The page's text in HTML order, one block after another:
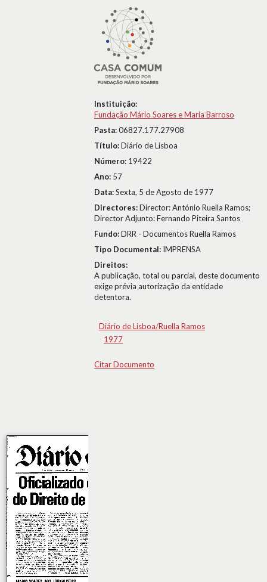
Instituição:
Fundação Mário Soares e Maria Barroso
Pasta:06827.177.27908
Título:Diário de Lisboa
Número: 19422
Ano: 57
Data:Sexta, 5 de Agosto de 1977
Directores:Director: António Ruella Ramos;
Director Adjunto: Fernando Piteira Santos
Fundo:DRR - Documentos Ruella Ramos
Tipo Documental: IMPRENSA
Direitos:
A publicação, total ou parcial, deste documento
exige prévia autorização da entidade
detentora.
Diário de Lisboa/Ruella Ramos
1977
Citar Documento